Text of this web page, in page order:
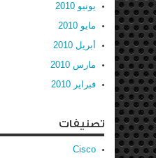
يونيو 2010
مايو 2010
أبريل 2010
مارس 2010
فبراير 2010
تصنيفات
Cisco